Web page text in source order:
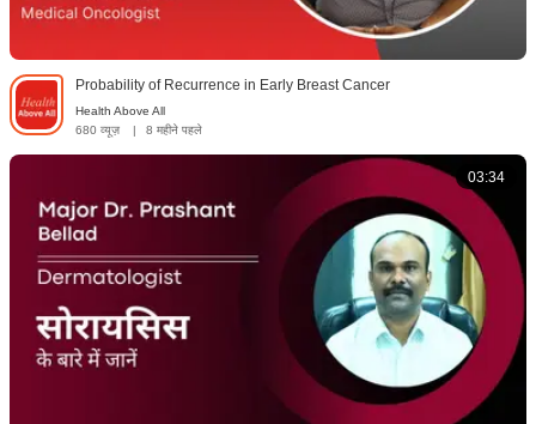
Probability of Recurrence in Early Breast Cancer
Health Above All
680 व्यूज़
8 महीने पहले
03:34